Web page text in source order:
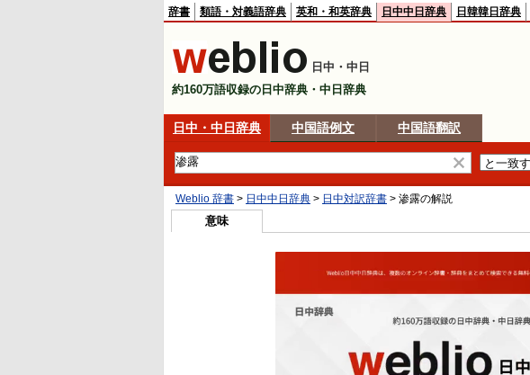
辞書 類語・対義語辞典 英和・和英辞典 日中中日辞典 日韓韓日辞典
日中・中日
約160万語収録の日中辞典・中日辞典
日中・中日辞典 中国語例文 中国語翻訳
Weblio 辞書 > 日中中日辞典 > 日中対訳辞書 > 渗露の解説
意味